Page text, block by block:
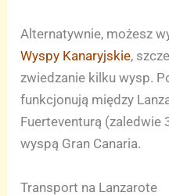
Alternatywnie, możesz
Wyspy Kanaryjskie,
zwiedzanie kilku wysp.
funkcjonują między
Fuerteventurą (zaledwie
wyspą Gran Canaria.
Transport na Lanzarote